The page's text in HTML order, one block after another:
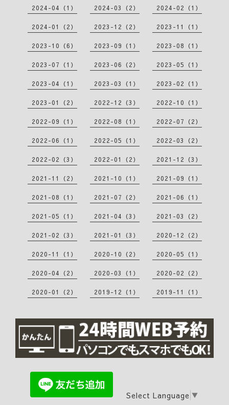
2024-04（1） 2024-03（2） 2024-02（1）
2024-01（2） 2023-12（2） 2023-11（1）
2023-10（6） 2023-09（1） 2023-08（1）
2023-07（1） 2023-06（2） 2023-05（1）
2023-04（1） 2023-03（1） 2023-02（1）
2023-01（2） 2022-12（3） 2022-10（1）
2022-09（1） 2022-08（1） 2022-07（2）
2022-06（1） 2022-05（1） 2022-03（2）
2022-02（3） 2022-01（2） 2021-12（3）
2021-11（2） 2021-10（1） 2021-09（1）
2021-08（1） 2021-07（2） 2021-06（1）
2021-05（1） 2021-04（3） 2021-03（2）
2021-02（3） 2021-01（3） 2020-12（2）
2020-11（1） 2020-10（2） 2020-05（1）
2020-04（2） 2020-03（1） 2020-02（2）
2020-01（2） 2019-12（1） 2019-11（1）
Select Language ▼